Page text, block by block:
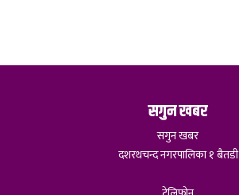
सगुन खबर
सगुन खबर
दशरथचन्द नगरपालिका १ बैतडी